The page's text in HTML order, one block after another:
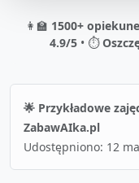
👩‍🏫 1500+
4.9/5• ⏱️
🌟 Przykładowe
ZabawAIka.pl
Udostępniono: 12